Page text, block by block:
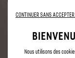
mois
CONTINUER SANS
Nous utilisons des